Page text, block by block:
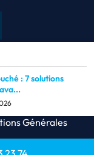
: 7 solutions
Reserved.
Générales